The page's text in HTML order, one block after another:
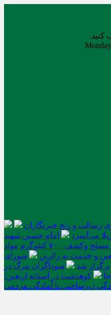
کنید.
رسالت و رنج خبرنگاران
می‌آمیزد
امام حسین شهید
هلاکت چهار شرور مسلح وکشف ۷۰۰ کیلوگرم مواد
و خدمت‌ به زائرین
شورای
شد
سوداگران مرگ در
کوهدشت در آستانه اربعین؛
زیرساختی تا آمادگی مردمی